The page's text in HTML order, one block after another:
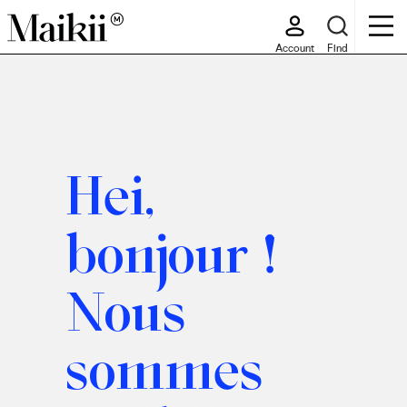
Account Find
Hei,
bonjour !
Nous
sommes
Note d’information ex art. 13 Décret législatif 196/03
2003, n° 196 (Code en matière de protection des
données personnelles), nous Vous informons que les
données personnelles que Vous avez volontairement mis à
disposition feront l’objet d’un traitement dans le respect
de la norme en vigueur en matière de données
personnelles et, en tout état de cause, des principes de
1. Finalités du traitement